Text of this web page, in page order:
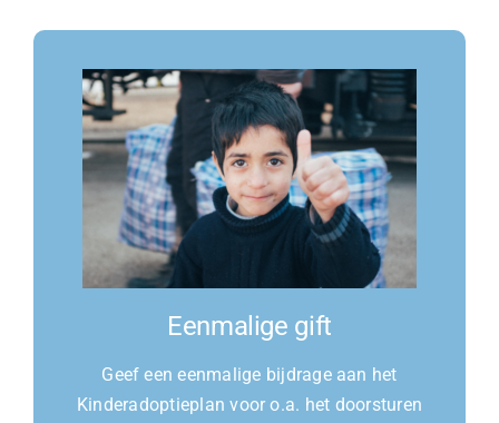
Eenmalige gift
Geef een eenmalige bijdrage aan het
Kinderadoptieplan voor o.a. het doorsturen